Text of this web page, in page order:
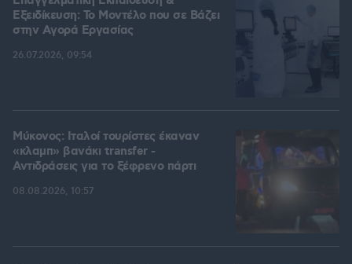
Εξειδίκευση: Το Mοντέλο που σε Bάζει
στην Aγορά Eργασίας
26.07.2026, 09:54
Μύκονος: Ιταλοί τουρίστες έκαναν
«κλαμπ» βανάκι transfer -
Αντιδράσεις για το ξέφρενο πάρτι
08.08.2026, 10:57